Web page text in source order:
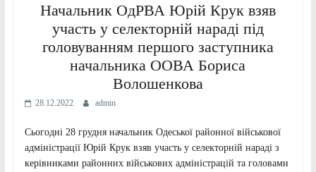
Начальник ОдРВА Юрій Крук взяв
участь у селекторній нараді під
головуванням першого заступника
начальника ООВА Бориса
Волошенкова
28.12.2022 admin
Сьогодні 28 грудня начальник Одеської районної військової
адміністрації Юрій Крук взяв участь у селекторній нараді з
керівниками районних військових адміністрацій та головами